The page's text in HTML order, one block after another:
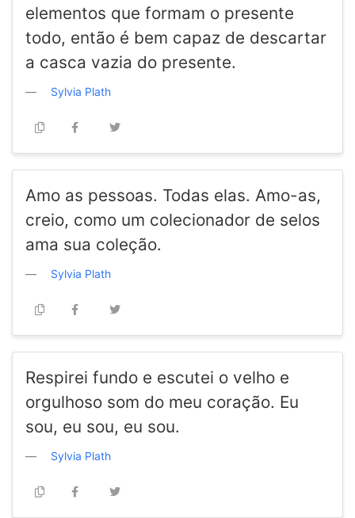
elementos que formam o presente
todo, então é bem capaz de descartar
a casca vazia do presente.
Sylvia Plath
Amo as pessoas. Todas elas. Amo-as,
creio, como um colecionador de selos
ama sua coleção.
Sylvia Plath
Respirei fundo e escutei o velho e
orgulhoso som do meu coração. Eu
sou, eu sou, eu sou.
Sylvia Plath